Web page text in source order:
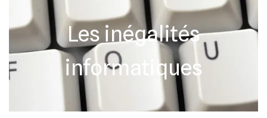
Les inégalités
informatiques